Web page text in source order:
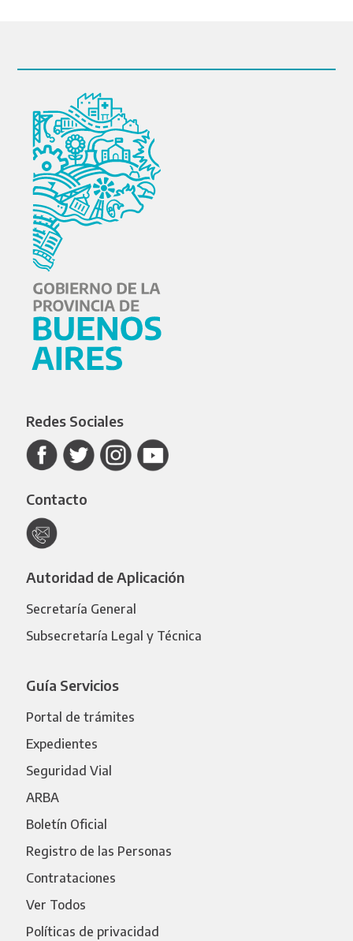
Redes Sociales
Contacto
Autoridad de Aplicación
Secretaría General
Subsecretaría Legal y Técnica
Guía Servicios
Portal de trámites
Expedientes
Seguridad Vial
ARBA
Boletín Oficial
Registro de las Personas
Contrataciones
Ver Todos
Políticas de privacidad